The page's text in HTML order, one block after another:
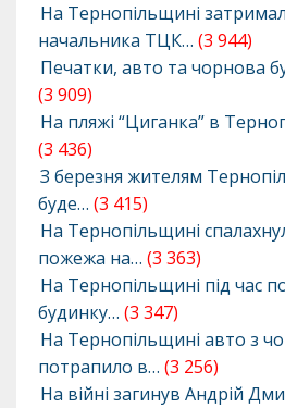
На Тернопільщині
начальника ТЦК… (3 944)
Печатки, авто та чорнова
(3 909)
На пляжі “Циганка” в
(3 436)
З березня жителям
буде… (3 415)
На Тернопільщині
пожежа на… (3 363)
На Тернопільщині під час
будинку… (3 347)
На Тернопільщині авто з
потрапило в… (3 256)
На війні загинув Андрій